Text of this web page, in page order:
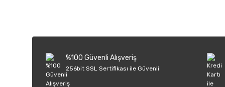
Ürün fiyatı diğer sitelerden daha pahalı.
Bu ürüne benzer farklı alternatifler olmalı.
%100 Güvenli Alışveriş
256bit SSL Sertifikası ile Güvenli